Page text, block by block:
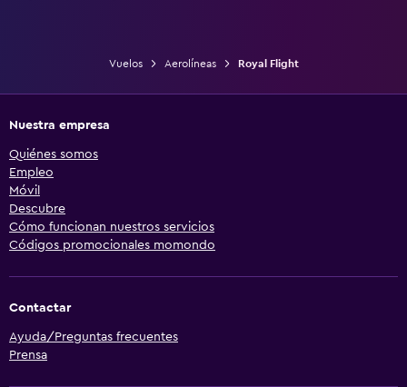
Vuelos Aerolíneas Royal Flight
Nuestra empresa
Quiénes somos
Empleo
Móvil
Descubre
Cómo funcionan nuestros servicios
Códigos promocionales momondo
Contactar
Ayuda/Preguntas frecuentes
Prensa